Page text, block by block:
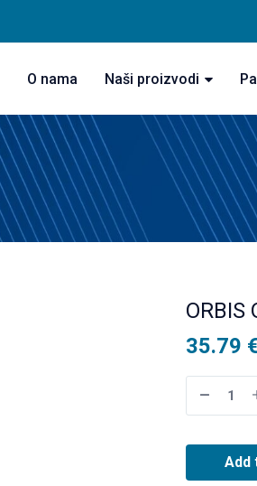
O nama Naši proizvodi
ORBIS
35.79
Add